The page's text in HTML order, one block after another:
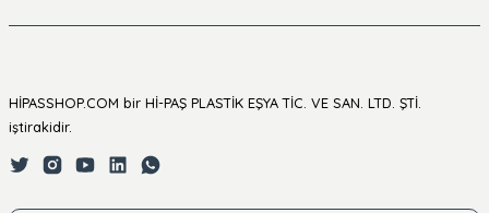
HİPASSHOP.COM bir Hİ-PAŞ PLASTİK EŞYA TİC. VE SAN. LTD. ŞTİ.
iştirakidir.